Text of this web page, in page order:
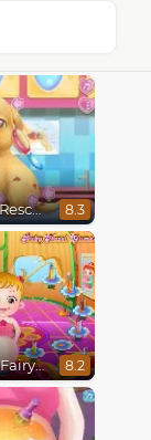
Barbie Pup Rescue 8.3
Baby Hazel Fairyland Ballet 8.2